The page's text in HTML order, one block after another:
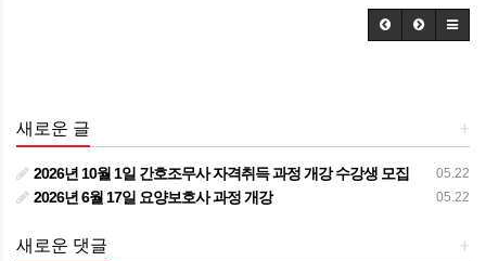
+
새로운 글
05.22
2026년 10월 1일 간호조무사 자격취득 과정 개강 수강생 모집
05.22
2026년 6월 17일 요양보호사 과정 개강
+
새로운 댓글